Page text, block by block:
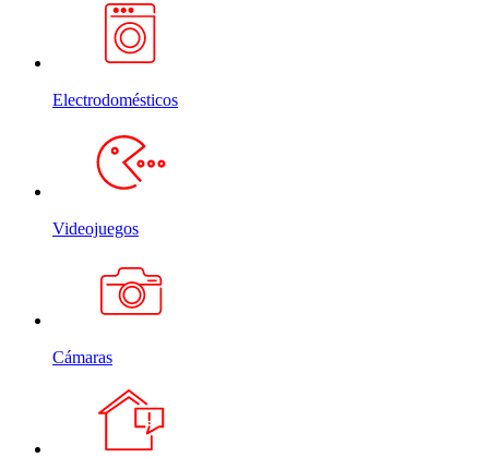
Electrodomésticos
Videojuegos
Cámaras